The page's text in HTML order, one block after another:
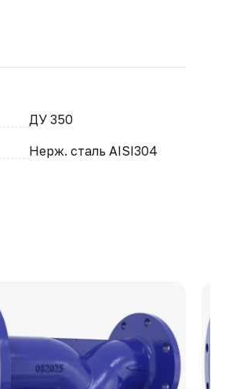
ДУ 350
Нерж. сталь AISI304